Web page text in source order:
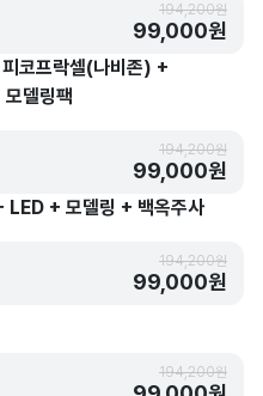
194,200원
99,000원
코프락셀(나비존) +
델링팩
194,200원
99,000원
LED + 모델링 + 백옥주사
194,200원
99,000원
194,200원